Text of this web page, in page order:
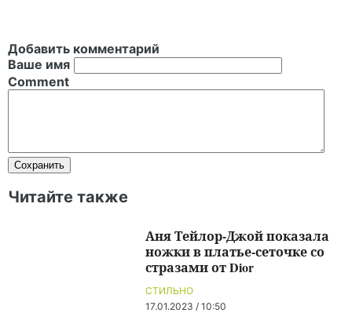
Добавить комментарий
Ваше имя
Comment
Читайте также
СТИЛЬНО
17.01.2023 / 10:50
Аня Тейлор-Джой показала
ножки в платье-сеточке со
стразами от Dior